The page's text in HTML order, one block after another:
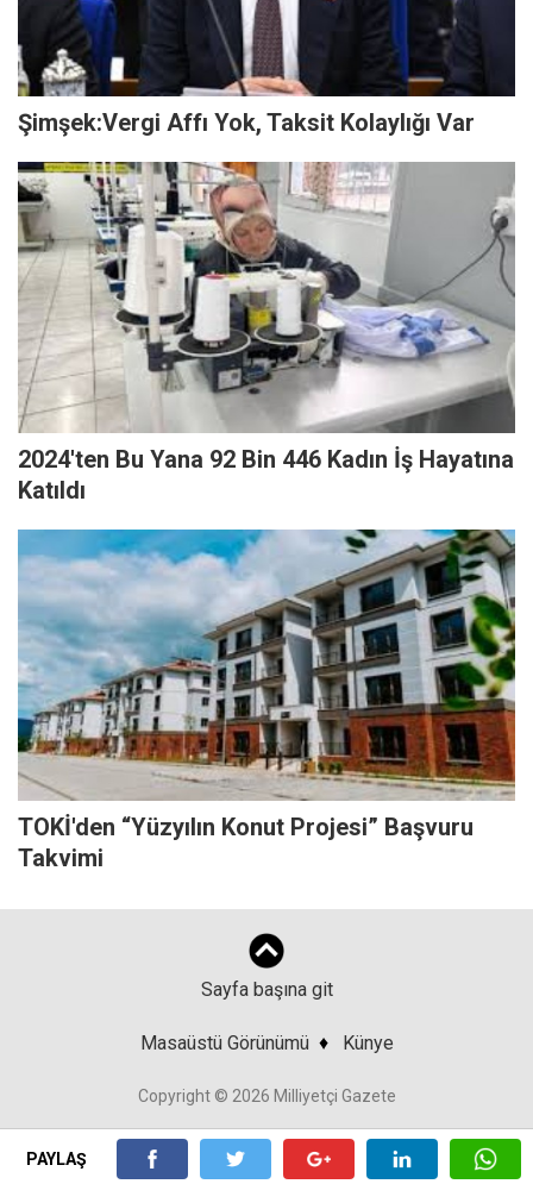
PAYLAŞ
Şimşek:Vergi Affı Yok, Taksit Kolaylığı Var
2024'ten Bu Yana 92 Bin 446 Kadın İş Hayatına
Katıldı
TOKİ'den “Yüzyılın Konut Projesi” Başvuru
Takvimi
Sayfa başına git
Masaüstü Görünümü ♦ Künye
Copyright © 2026 Milliyetçi Gazete